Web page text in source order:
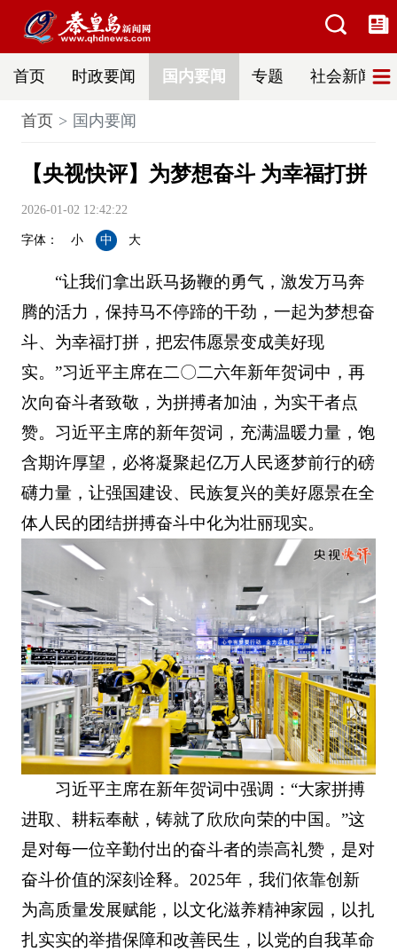
首页 时政要闻 国内要闻 专题 社会新闻
首页 国内要闻
【央视快评】为梦想奋斗 为幸福打拼
2026-01-02 12:42:22
字体： 小 中 大
“让我们拿出跃马扬鞭的勇气，激发万马奔
腾的活力，保持马不停蹄的干劲，一起为梦想奋
斗、为幸福打拼，把宏伟愿景变成美好现
实。”习近平主席在二〇二六年新年贺词中，再
次向奋斗者致敬，为拼搏者加油，为实干者点
赞。习近平主席的新年贺词，充满温暖力量，饱
含期许厚望，必将凝聚起亿万人民逐梦前行的磅
礴力量，让强国建设、民族复兴的美好愿景在全
体人民的团结拼搏奋斗中化为壮丽现实。
习近平主席在新年贺词中强调：“大家拼搏
进取、耕耘奉献，铸就了欣欣向荣的中国。”这
是对每一位辛勤付出的奋斗者的崇高礼赞，是对
奋斗价值的深刻诠释。2025年，我们依靠创新
为高质量发展赋能，以文化滋养精神家园，以扎
扎实实的举措保障和改善民生，以党的自我革命